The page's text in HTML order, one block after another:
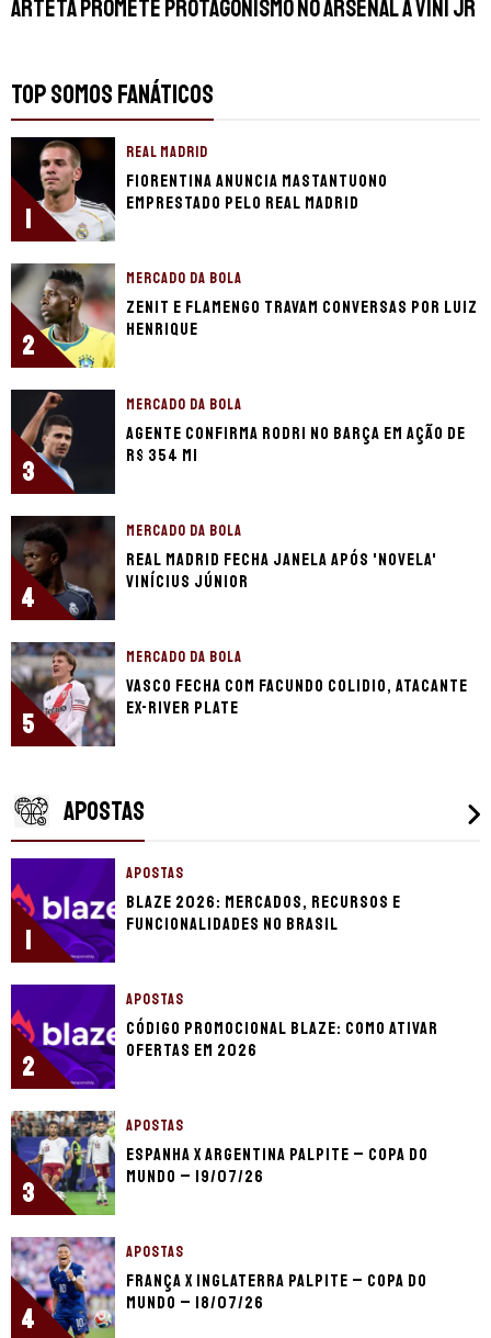
Arteta promete protagonismo no Arsenal a Vini Jr
TOP SOMOS FANÁTICOS
1
REAL MADRID
Fiorentina anuncia Mastantuono
emprestado pelo Real Madrid
2
MERCADO DA BOLA
Zenit e Flamengo travam conversas por Luiz
Henrique
3
MERCADO DA BOLA
Agente confirma Rodri no Barça em ação de
R$ 354 mi
4
MERCADO DA BOLA
Real Madrid fecha janela após 'novela'
Vinícius Júnior
5
MERCADO DA BOLA
Vasco fecha com Facundo Colidio, atacante
ex-River Plate
APOSTAS
1
APOSTAS
Blaze 2026: mercados, recursos e
funcionalidades no Brasil
2
APOSTAS
Código promocional Blaze: como ativar
ofertas em 2026
3
APOSTAS
Espanha x Argentina palpite – Copa do
Mundo – 19/07/26
4
APOSTAS
França x Inglaterra palpite – Copa do
Mundo – 18/07/26